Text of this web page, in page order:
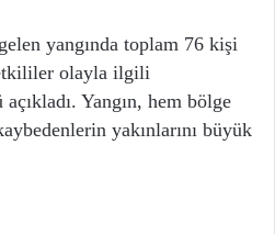
yangında toplam 76 kişi
olayla ilgili
Yangın, hem bölge
yakınlarını büyük